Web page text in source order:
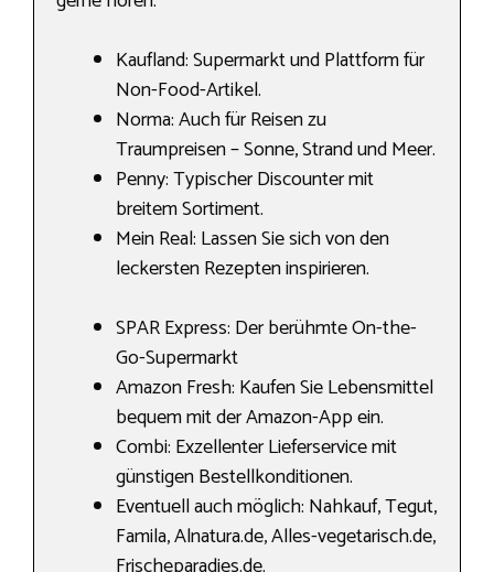
Kaufland: Supermarkt und Plattform für
Non-Food-Artikel.
Norma: Auch für Reisen zu
Traumpreisen – Sonne, Strand und Meer.
Penny: Typischer Discounter mit
breitem Sortiment.
Mein Real: Lassen Sie sich von den
leckersten Rezepten inspirieren.
SPAR Express: Der berühmte On-the-
Go-Supermarkt
Amazon Fresh: Kaufen Sie Lebensmittel
bequem mit der Amazon-App ein.
Combi: Exzellenter Lieferservice mit
günstigen Bestellkonditionen.
Eventuell auch möglich: Nahkauf, Tegut,
Famila, Alnatura.de, Alles-vegetarisch.de,